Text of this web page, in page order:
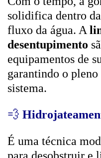
solidifica dentro
fluxo da água. A
desentupimento
equipamentos de
garantindo o
sistema.
💨
É uma técnica